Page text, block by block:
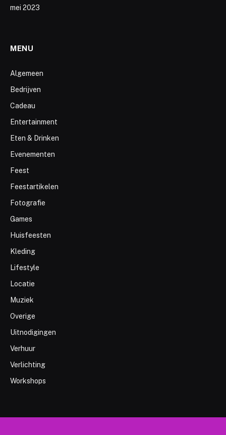
mei 2023
MENU
Algemeen
Bedrijven
Cadeau
Entertainment
Eten & Drinken
Evenementen
Feest
Feestartikelen
Fotografie
Games
Huisfeesten
Kleding
Lifestyle
Locatie
Muziek
Overige
Uitnodigingen
Verhuur
Verlichting
Workshops